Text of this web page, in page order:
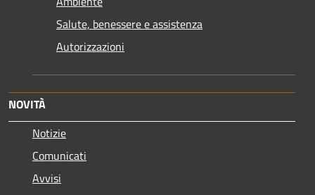
Salute, benessere e assistenza
Autorizzazioni
NOVITÀ
Notizie
Comunicati
Avvisi